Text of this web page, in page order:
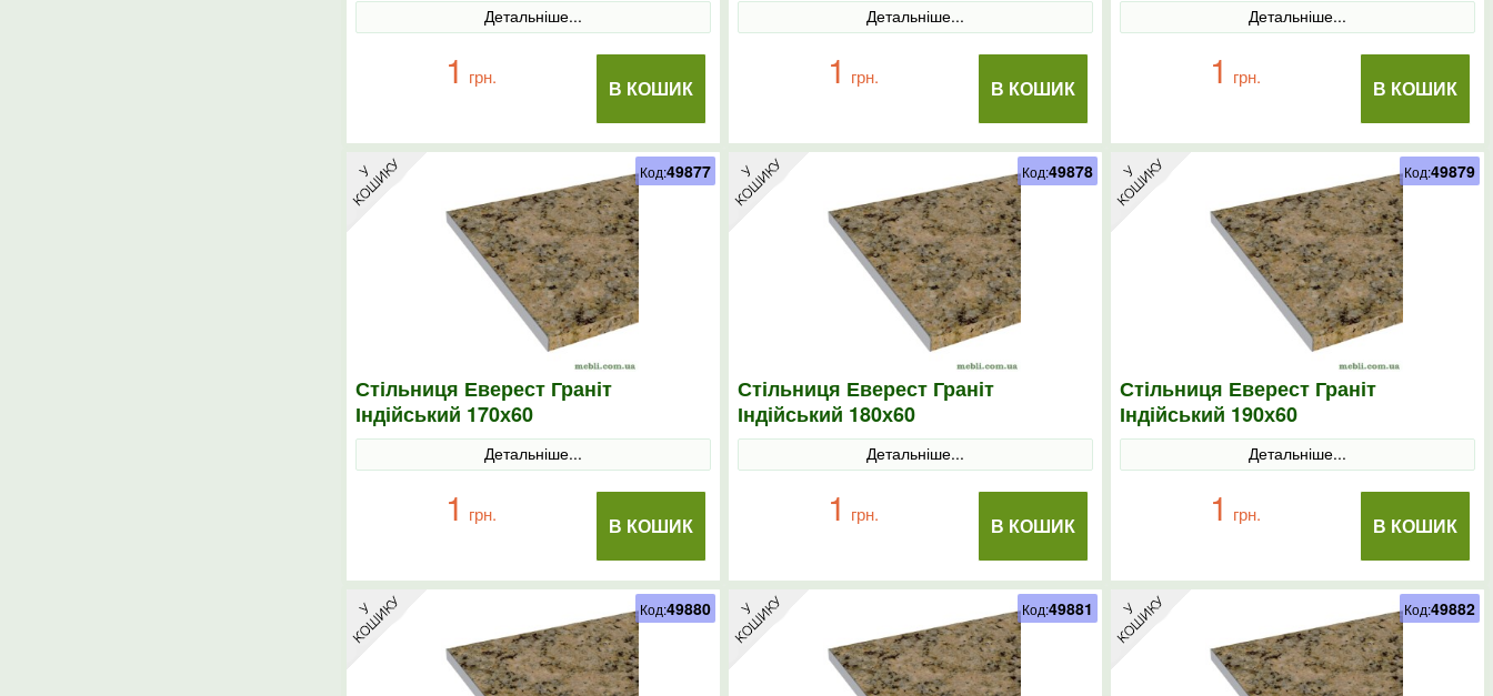
Детальніше...
В КОШИК
1 грн.
Детальніше...
В КОШИК
1 грн.
Детальніше...
В КОШИК
1 грн.
Стільниця Еверест Граніт
Індійський 170х60
Детальніше...
В КОШИК
1 грн.
Код:49877
Стільниця Еверест Граніт
Індійський 180х60
Детальніше...
В КОШИК
1 грн.
Код:49878
Стільниця Еверест Граніт
Індійський 190х60
Детальніше...
В КОШИК
1 грн.
Код:49879
Код:49880 Код:49881 Код:49882